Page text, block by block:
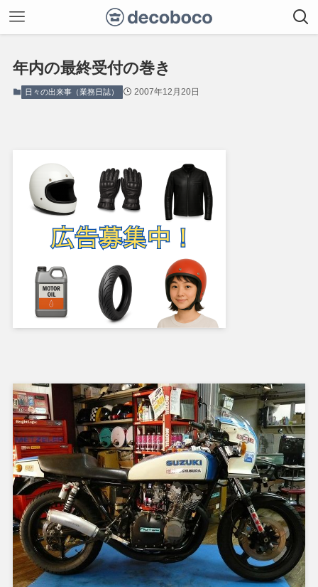
年内の最終受付の巻き
日々の出来事（業務日誌） 2007年12月20日